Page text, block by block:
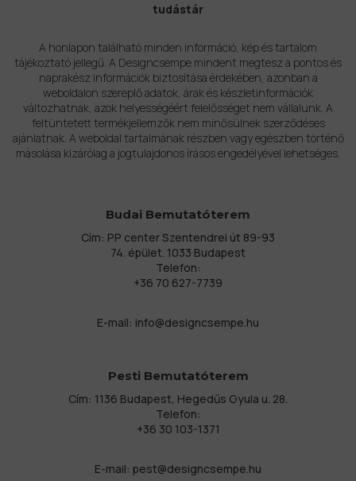
tudástár
A honlapon található minden információ, kép és tartalom
tájékoztató jellegű. A Designcsempe mindent megtesz a pontos és
naprakész információk biztosítása érdekében, azonban a
weboldalon szereplő adatok, árak és készletinformációk
változhatnak, azok helyességéért felelősséget nem vállalunk. A
feltüntetett termékjellemzők nem minősülnek szerződéses
ajánlatnak. A weboldal tartalmának részben vagy egészben történő
másolása kizárólag a jogtulajdonos írásos engedélyével lehetséges.
Budai Bemutatóterem
Cím: PP center Szentendrei út 89-93
74. épület. 1033 Budapest
Telefon:
+36 70 627-7739
E-mail: info@designcsempe.hu
Pesti Bemutatóterem
Cím: 1136 Budapest, Hegedűs Gyula u. 28.
Telefon:
+36 30 103-1371
E-mail: pest@designcsempe.hu